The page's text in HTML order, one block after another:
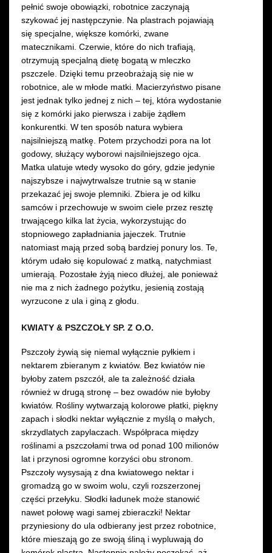
pełnić swoje obowiązki, robotnice zaczynają
szykować jej następczynie. Na plastrach pojawiają
się specjalne, większe komórki, zwane
matecznikami. Czerwie, które do nich trafiają,
otrzymują specjalną dietę bogatą w mleczko
pszczele. Dzięki temu przeobrażają się nie w
robotnice, ale w młode matki. Macierzyństwo pisane
jest jednak tylko jednej z nich – tej, która wydostanie
się z komórki jako pierwsza i zabije żądłem
konkurentki. W ten sposób natura wybiera
najsilniejszą matkę. Potem przychodzi pora na lot
godowy, służący wyborowi najsilniejszego ojca.
Matka ulatuje wtedy wysoko do góry, gdzie jedynie
najszybsze i najwytrwalsze trutnie są w stanie
przekazać jej swoje plemniki. Zbiera je od kilku
samców i przechowuje w swoim ciele przez resztę
trwającego kilka lat życia, wykorzystując do
stopniowego zapładniania jajeczek. Trutnie
natomiast mają przed sobą bardziej ponury los. Te,
którym udało się kopulować z matką, natychmiast
umierają. Pozostałe żyją nieco dłużej, ale ponieważ
nie ma z nich żadnego pożytku, jesienią zostają
wyrzucone z ula i giną z głodu.
KWIATY & PSZCZOŁY SP. Z O.O.
Pszczoły żywią się niemal wyłącznie pyłkiem i
nektarem zbieranym z kwiatów. Bez kwiatów nie
byłoby zatem pszczół, ale ta zależność działa
również w drugą stronę – bez owadów nie byłoby
kwiatów. Rośliny wytwarzają kolorowe płatki, piękny
zapach i słodki nektar wyłącznie z myślą o małych,
skrzydlatych zapylaczach. Współpraca między
roślinami a pszczołami trwa od ponad 100 milionów
lat i przynosi ogromne korzyści obu stronom.
Pszczoły wysysają z dna kwiatowego nektar i
gromadzą go w swoim wolu, czyli rozszerzonej
części przełyku. Słodki ładunek może stanowić
nawet połowę wagi samej zbieraczki! Nektar
przyniesiony do ula odbierany jest przez robotnice,
które mieszają go ze swoją śliną i wypluwają do